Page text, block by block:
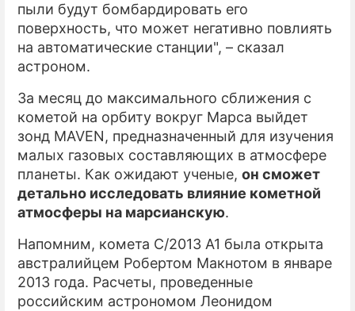
пыли будут бомбардировать его
поверхность, что может негативно повлиять
на автоматические станции", – сказал
астроном.
За месяц до максимального сближения с
кометой на орбиту вокруг Марса выйдет
зонд MAVEN, предназначенный для изучения
малых газовых составляющих в атмосфере
планеты. Как ожидают ученые, он сможет
детально исследовать влияние кометной
атмосферы на марсианскую.
Напомним, комета C/2013 A1 была открыта
австралийцем Робертом Макнотом в январе
2013 года. Расчеты, проведенные
российским астрономом Леонидом